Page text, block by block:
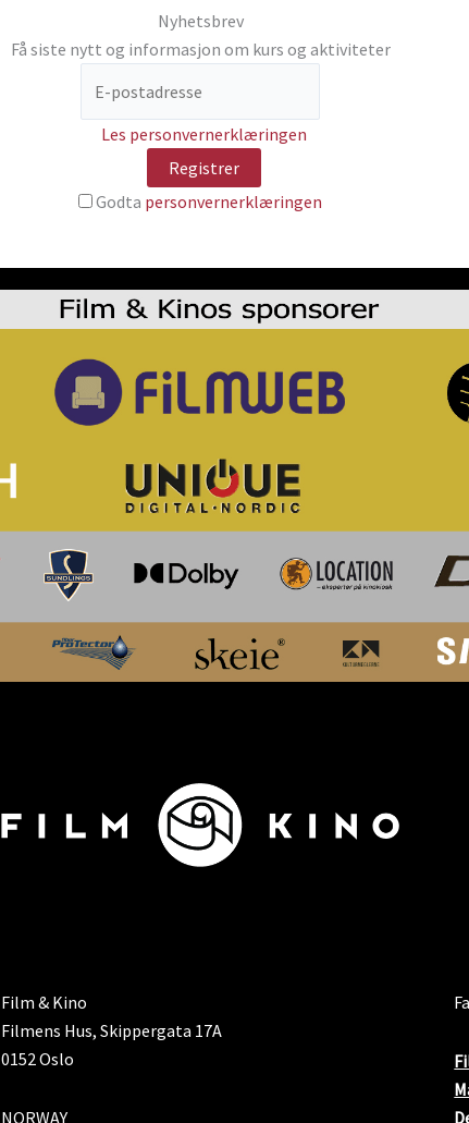
Nyhetsbrev
Få siste nytt og informasjon om kurs og aktiviteter
Les personvernerklæringen
Godta personvernerklæringen
Film & Kino
Filmens Hus, Skippergata 17A
0152 Oslo
NORWAY